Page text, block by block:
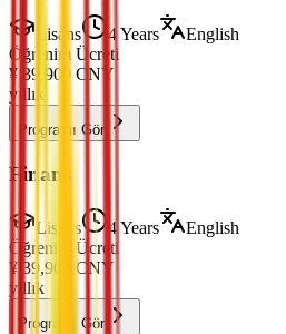
Lisans 4 Years
English
Öğrenim Ücreti
¥ 39,900 CNY
yıllık
Programı Gör
Finans
Lisans 4 Years
English
Öğrenim Ücreti
¥ 39,900
CNY
yıllık
Programı Gör